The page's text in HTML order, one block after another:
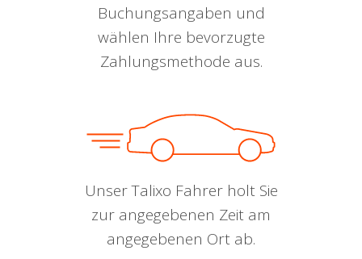
Buchungsangaben und
wählen Ihre bevorzugte
Zahlungsmethode aus.
Unser Talixo Fahrer holt Sie
zur angegebenen Zeit am
angegebenen Ort ab.